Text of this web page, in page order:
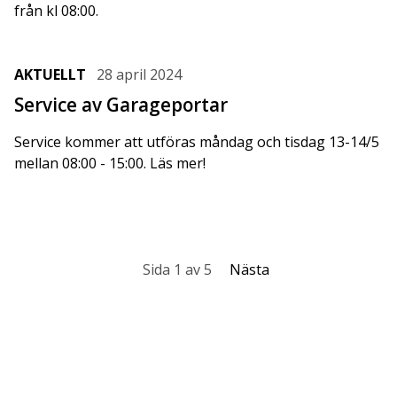
från kl 08:00.
AKTUELLT 28 april 2024
Service av Garageportar
Service kommer att utföras måndag och tisdag 13-14/5
mellan 08:00 - 15:00. Läs mer!
Sida 1 av 5 Nästa